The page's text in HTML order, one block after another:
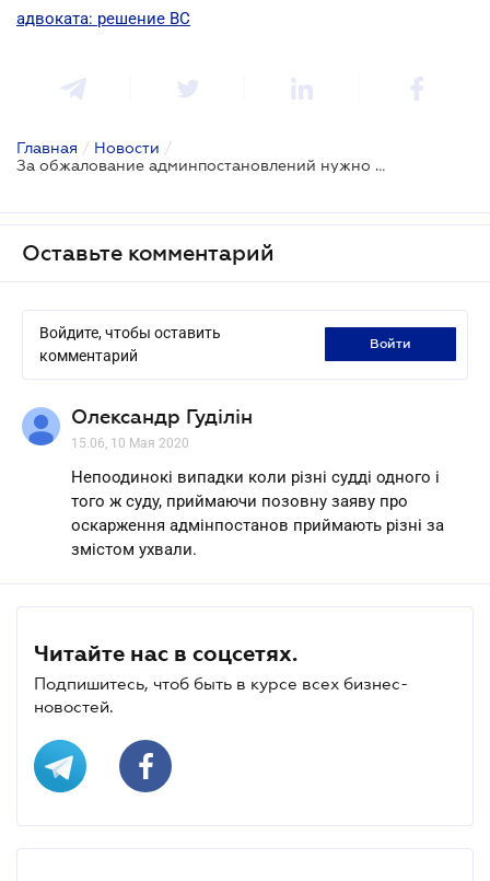
адвоката: решение ВС
Главная / Новости /
За обжалование админпостановлений нужно платить судебный сбор: новая правовая позиция
Оставьте комментарий
Войдите, чтобы оставить
комментарий
войти
Олександр Гуділін
15.06, 10 Мая 2020
Непоодинокі випадки коли різні судді одного і
того ж суду, приймаючи позовну заяву про
оскарження адмінпостанов приймають різні за
змістом ухвали.
Читайте нас в соцсетях.
Подпишитесь, чтоб быть в курсе всех бизнес-
новостей.